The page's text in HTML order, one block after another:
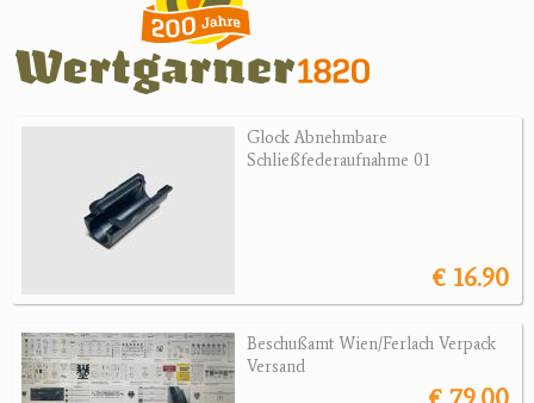
Zubehör
Jagdreviere
Bücher, Videos
Geschenke
Reviereinrichtungen
Glock Abnehmbare
Schließfederaufnahme 01
€ 16.90
Beschußamt Wien/Ferlach Verpack
Versand